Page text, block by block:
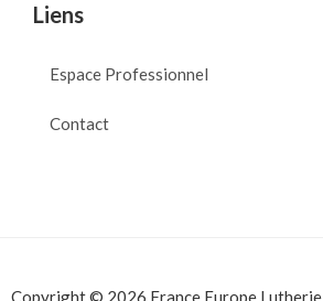
Liens
Espace Professionnel
Contact
Copyright © 2026 France Europe Lutherie